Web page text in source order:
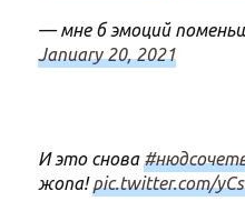
— мне б эмоций
January 20, 2021
И это снова
жопа!pic.twitter.com/